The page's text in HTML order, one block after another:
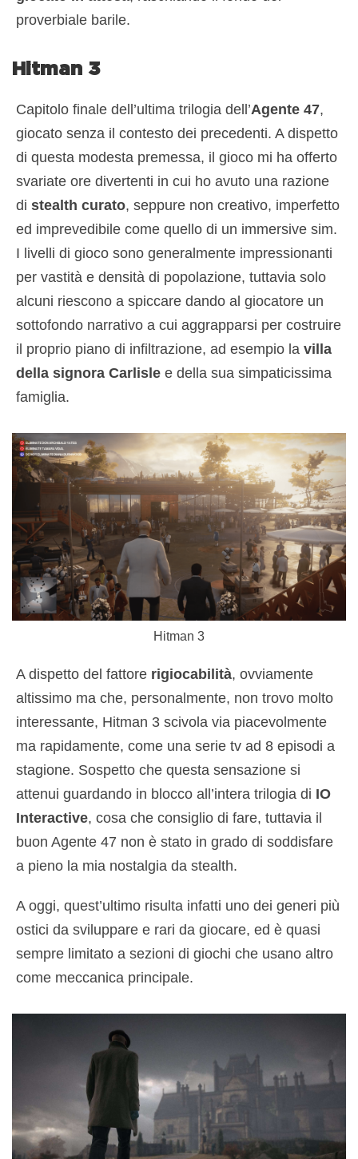
proverbiale barile.
Hitman 3
Capitolo finale dell’ultima trilogia dell’Agente 47,
giocato senza il contesto dei precedenti. A dispetto
di questa modesta premessa, il gioco mi ha offerto
svariate ore divertenti in cui ho avuto una razione
di stealth curato, seppure non creativo, imperfetto
ed imprevedibile come quello di un immersive sim.
I livelli di gioco sono generalmente impressionanti
per vastità e densità di popolazione, tuttavia solo
alcuni riescono a spiccare dando al giocatore un
sottofondo narrativo a cui aggrapparsi per costruire
il proprio piano di infiltrazione, ad esempio la villa
della signora Carlisle e della sua simpaticissima
famiglia.
Hitman 3
A dispetto del fattore rigiocabilità, ovviamente
altissimo ma che, personalmente, non trovo molto
interessante, Hitman 3 scivola via piacevolmente
ma rapidamente, come una serie tv ad 8 episodi a
stagione. Sospetto che questa sensazione si
attenui guardando in blocco all’intera trilogia di IO
Interactive, cosa che consiglio di fare, tuttavia il
buon Agente 47 non è stato in grado di soddisfare
a pieno la mia nostalgia da stealth.
A oggi, quest’ultimo risulta infatti uno dei generi più
ostici da sviluppare e rari da giocare, ed è quasi
sempre limitato a sezioni di giochi che usano altro
come meccanica principale.